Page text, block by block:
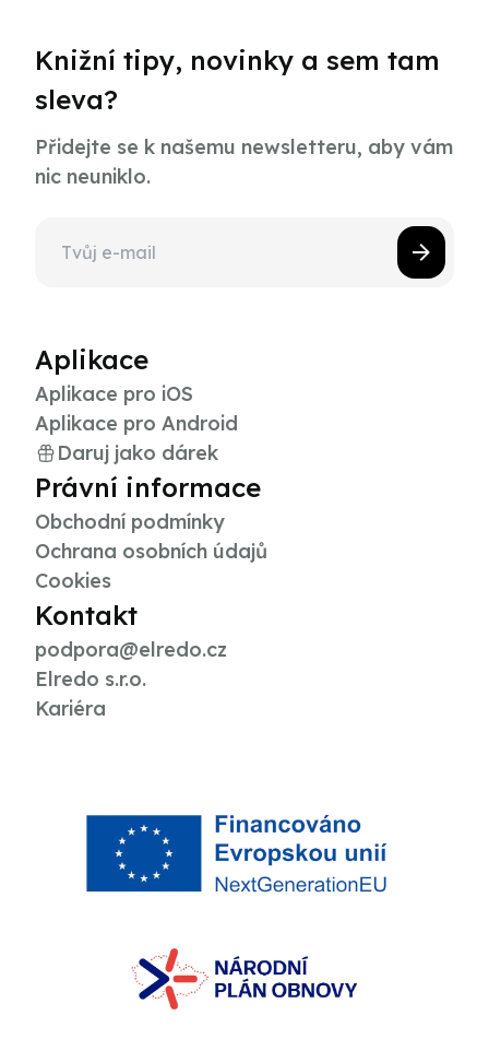
Knižní tipy, novinky a sem tam
sleva?
Přidejte se k našemu newsletteru, aby vám
nic neuniklo.
Aplikace
Aplikace pro iOS
Aplikace pro Android
Daruj jako dárek
Právní informace
Obchodní podmínky
Ochrana osobních údajů
Cookies
Kontakt
podpora@elredo.cz
Elredo s.r.o.
Kariéra